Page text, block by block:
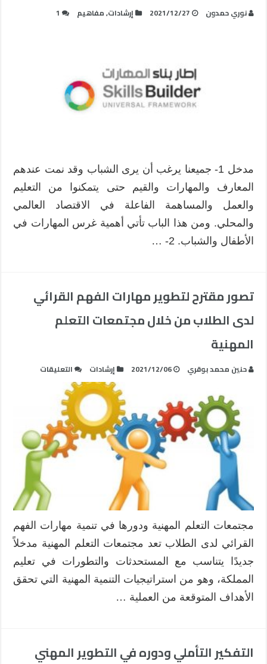
نوري حمدون 2021/12/27 إرشادات,مفاهيم 1
مدخل 1- جميعنا يرغب أن يرى الشباب وقد نمت عندهم
المعارف والمهارات والقيم حتى يتمكنوا من التعليم
والعمل والمساهمة الفاعلة في الاقتصاد العالمي
والمحلي. ومن هذا الباب تأتي أهمية غرس المهارات في
الأطفال والشباب. 2- …
تصور مقترح لتطوير مهارات الفهم القرائي
لدى الطلاب من خلال مجتمعات التعلم
المهنية
حنين محمد بوقري 2021/12/06 إرشادات التعليقات
الفهم
القرائي
لدى
الطلاب
من
خلال
مجتمعات
التعلم
المهنية
مغلقة
مجتمعات التعلم المهنية ودورها في تنمية مهارات الفهم
القرائي لدى الطلاب تعد مجتمعات التعلم المهنية مدخلاً
جديدًا يتناسب مع المستحدثات والتطورات في تعليم
المملكة، وهو من استراتيجيات التنمية المهنية التي تحقق
الأهداف المتوقعة من العملية …
التفكير التأملي ودوره في التطوير المهني